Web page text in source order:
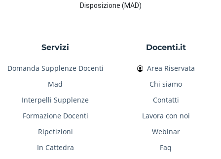
Disposizione (MAD)
Servizi
Domanda Supplenze Docenti
Mad
Interpelli Supplenze
Formazione Docenti
Ripetizioni
In Cattedra
Docenti.it
Area Riservata
Chi siamo
Contatti
Lavora con noi
Webinar
Faq